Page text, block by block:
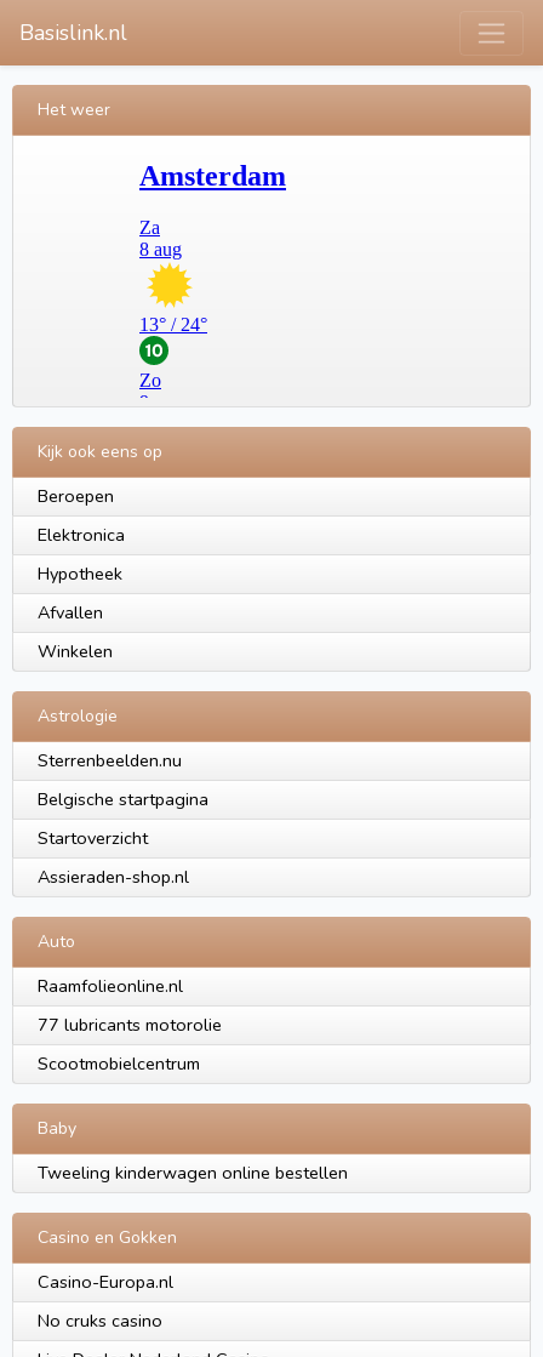
Basislink.nl
Het weer
Kijk ook eens op
Beroepen
Elektronica
Hypotheek
Afvallen
Winkelen
Astrologie
Sterrenbeelden.nu
Belgische startpagina
Startoverzicht
Assieraden-shop.nl
Auto
Raamfolieonline.nl
77 lubricants motorolie
Scootmobielcentrum
Baby
Tweeling kinderwagen online bestellen
Casino en Gokken
Casino-Europa.nl
No cruks casino